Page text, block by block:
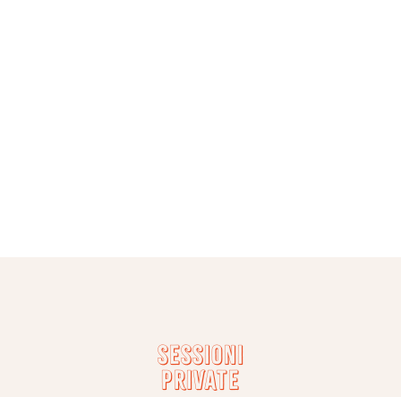
SESSIONI
PRIVATE